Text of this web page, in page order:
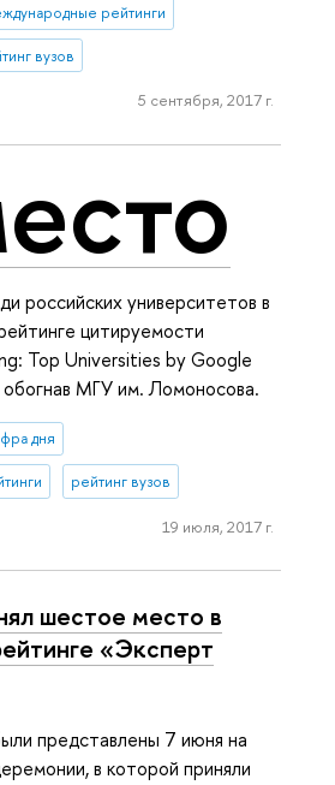
рейтинги
вузов
5 сентября, 2017 г.
российских университетов в
цитируемости
Top Universities by Google
МГУ им. Ломоносова.
дня
рейтинг вузов
19 июля, 2017 г.
шестое место в
«Эксперт
представлены 7 июня на
в которой приняли